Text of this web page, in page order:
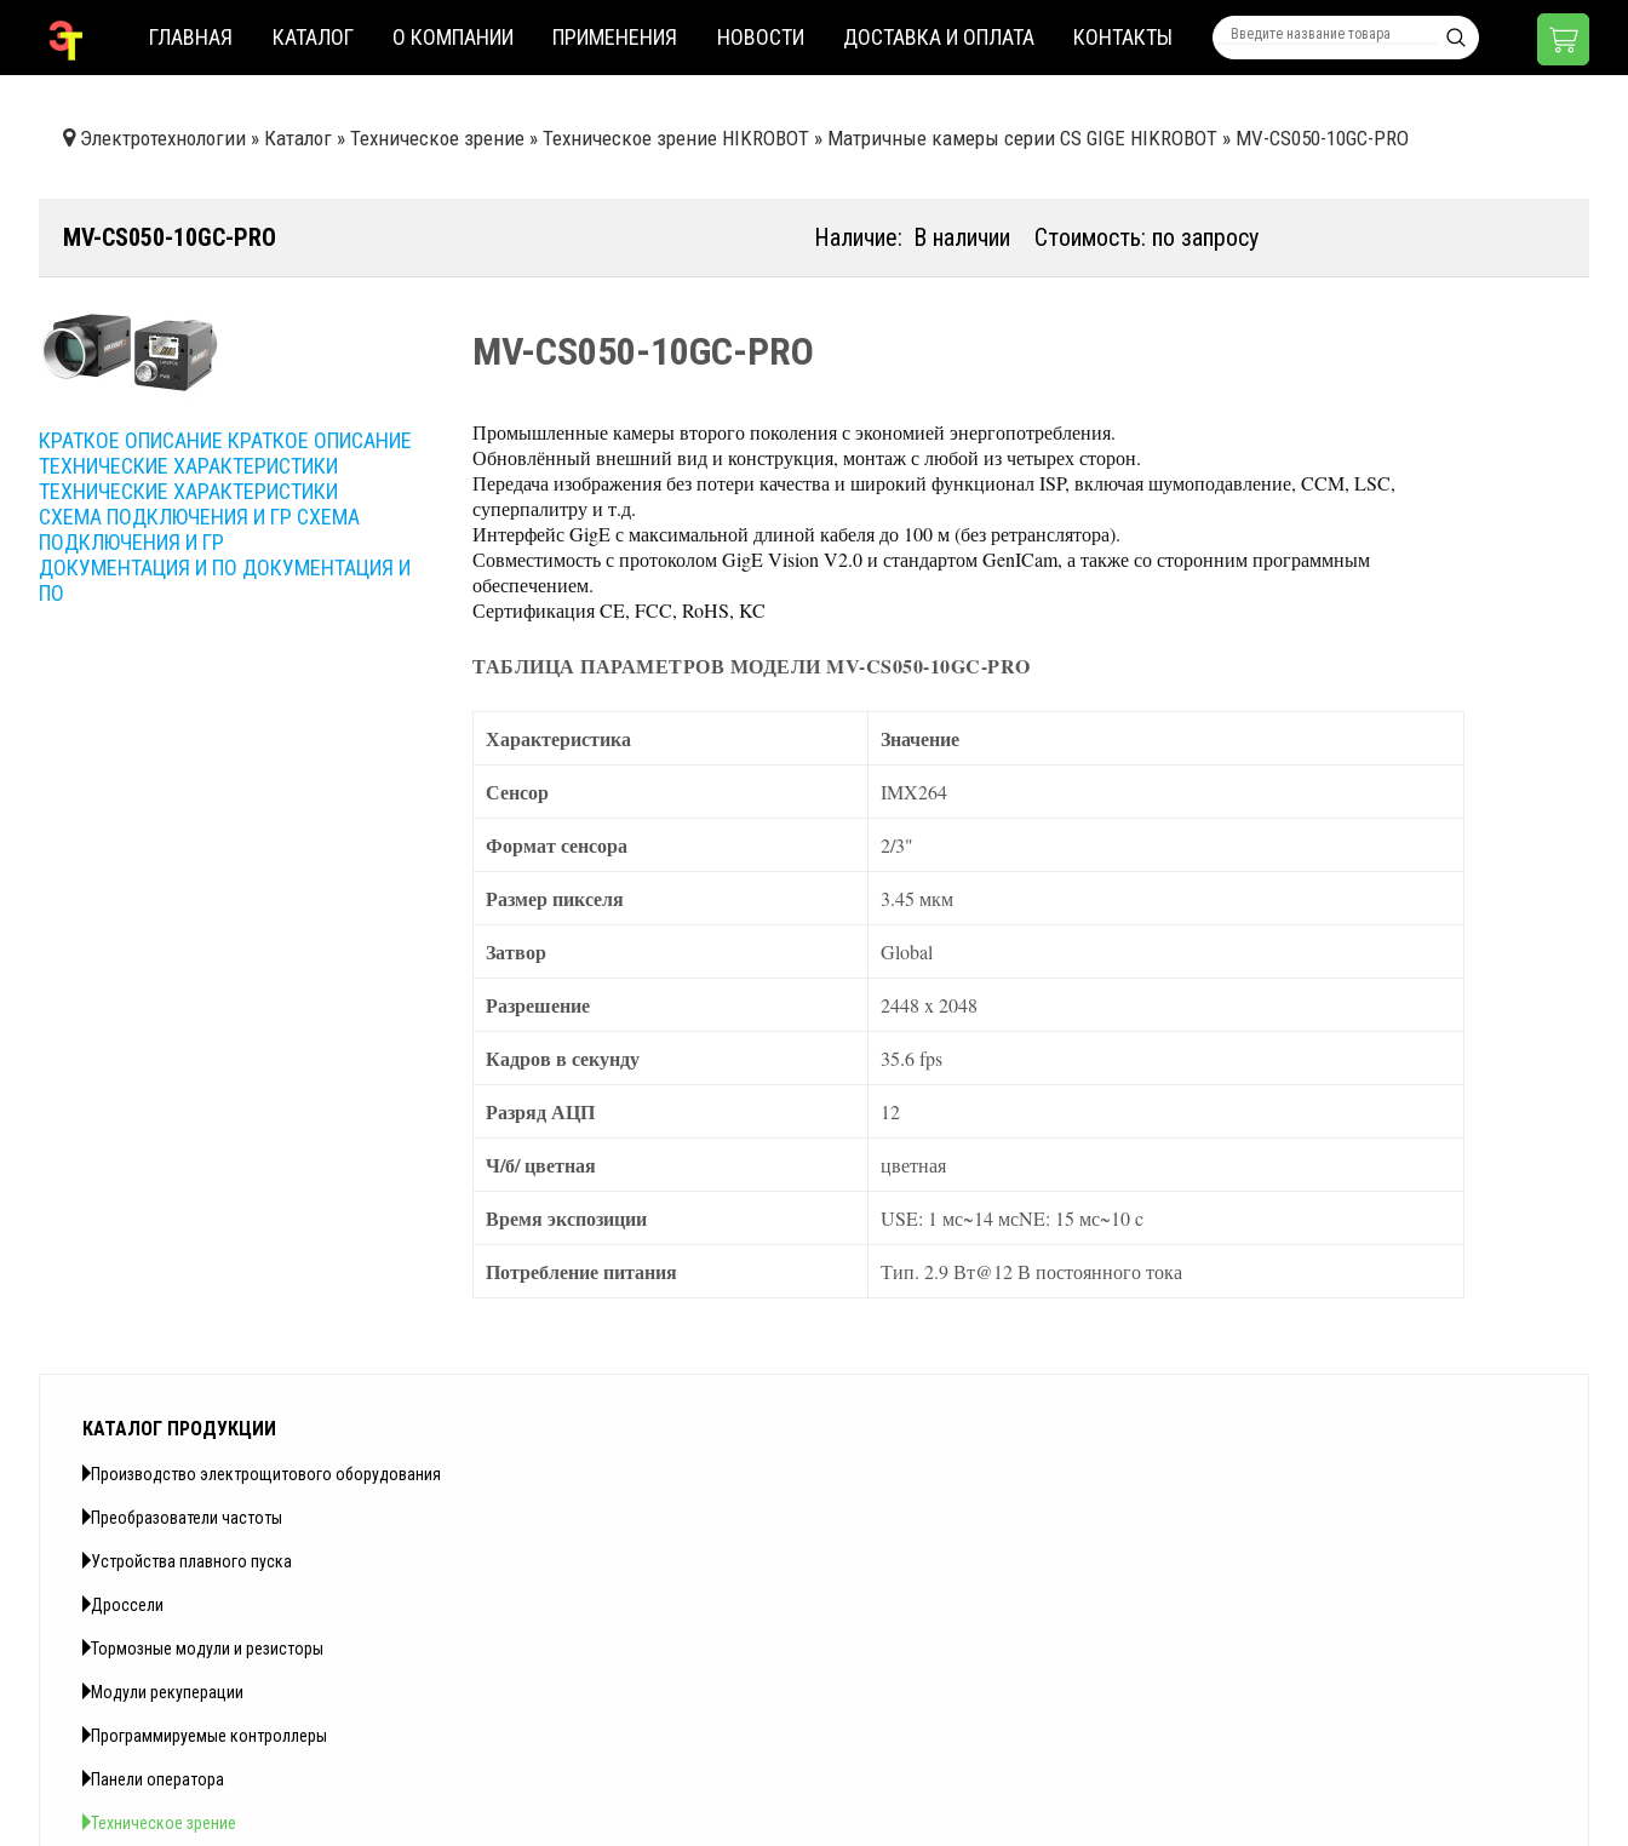
ГЛАВНАЯ КАТАЛОГ О КОМПАНИИ ПРИМЕНЕНИЯ НОВОСТИ ДОСТАВКА И ОПЛАТА КОНТАКТЫ
Электротехнологии » Каталог » Техническое зрение » Техническое зрение HIKROBOT » Матричные камеры серии CS GIGE HIKROBOT » MV-CS050-10GC-PRO
MV-CS050-10GC-PRO Наличие: В наличии Стоимость: по запросу
КРАТКОЕ ОПИСАНИЕ КРАТКОЕ ОПИСАНИЕ
ТЕХНИЧЕСКИЕ ХАРАКТЕРИСТИКИ
ТЕХНИЧЕСКИЕ ХАРАКТЕРИСТИКИ
СХЕМА ПОДКЛЮЧЕНИЯ И ГР СХЕМА
ПОДКЛЮЧЕНИЯ И ГР
ДОКУМЕНТАЦИЯ И ПО ДОКУМЕНТАЦИЯ И
ПО
MV-CS050-10GC-PRO
Промышленные камеры второго поколения с экономией энергопотребления.
Обновлённый внешний вид и конструкция, монтаж с любой из четырех сторон.
Передача изображения без потери качества и широкий функционал ISP, включая шумоподавление, CCM, LSC,
суперпалитру и т.д.
Интерфейс GigE с максимальной длиной кабеля до 100 м (без ретранслятора).
Совместимость с протоколом GigE Vision V2.0 и стандартом GenICam, а также со сторонним программным
обеспечением.
Сертификация CE, FCC, RoHS, KC
ТАБЛИЦА ПАРАМЕТРОВ МОДЕЛИ MV-CS050-10GC-PRO
Характеристика
Значение
Сенсор
IMX264
Формат сенсора 2/3"
Размер пикселя 3.45 мкм
Затвор Global
Разрешение 2448 x 2048
Кадров в секунду 35.6 fps
Разряд АЦП 12
Ч/б/ цветная цветная
Время экспозиции USE: 1 мс~14 мсNE: 15 мс~10 c
Потребление питания Тип. 2.9 Вт@12 В постоянного тока
КАТАЛОГ ПРОДУКЦИИ
Производство электрощитового оборудования
Преобразователи частоты
Устройства плавного пуска
Дроссели
Тормозные модули и резисторы
Модули рекуперации
Программируемые контроллеры
Панели оператора
Техническое зрение